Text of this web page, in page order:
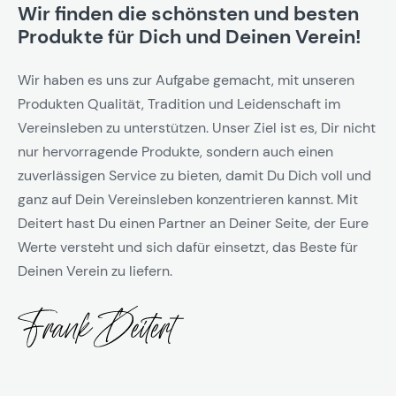
Wir finden die schönsten und besten
Produkte für Dich und Deinen Verein!
Wir haben es uns zur Aufgabe gemacht, mit unseren
Produkten Qualität, Tradition und Leidenschaft im
Vereinsleben zu unterstützen. Unser Ziel ist es, Dir nicht
nur hervorragende Produkte, sondern auch einen
zuverlässigen Service zu bieten, damit Du Dich voll und
ganz auf Dein Vereinsleben konzentrieren kannst. Mit
Deitert hast Du einen Partner an Deiner Seite, der Eure
Werte versteht und sich dafür einsetzt, das Beste für
Deinen Verein zu liefern.